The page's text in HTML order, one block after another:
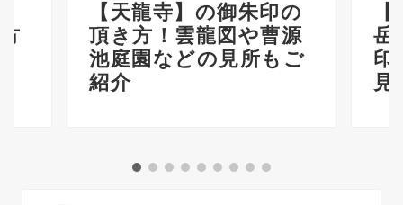
【天龍寺】の御朱印の
頂き方！雲龍図や曹源
池庭園などの見所もご
紹介
岳
印
見